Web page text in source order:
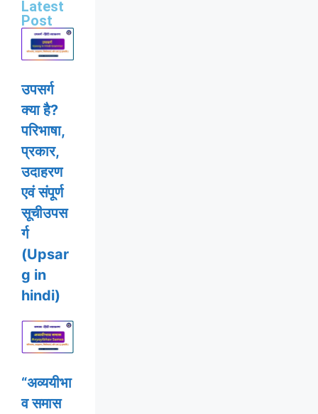
Latest
Post
उपसर्ग
क्या है?
परिभाषा,
प्रकार,
उदाहरण
एवं संपूर्ण
सूचीउपस
र्ग
(Upsar
g in
hindi)
“अव्ययीभा
व समास